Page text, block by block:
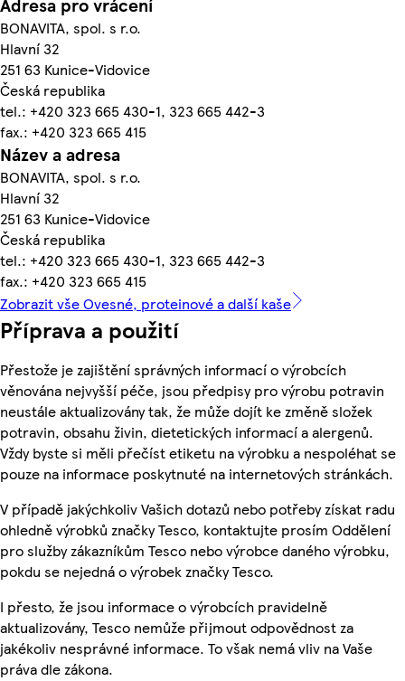
Adresa pro vrácení
BONAVITA, spol. s r.o.
Hlavní 32
251 63 Kunice-Vidovice
Česká republika
tel.: +420 323 665 430-1, 323 665 442-3
fax.: +420 323 665 415
Název a adresa
BONAVITA, spol. s r.o.
Hlavní 32
251 63 Kunice-Vidovice
Česká republika
tel.: +420 323 665 430-1, 323 665 442-3
fax.: +420 323 665 415
Zobrazit vše Ovesné, proteinové a další kaše
Příprava a použití
Přestože je zajištění správných informací o výrobcích
věnována nejvyšší péče, jsou předpisy pro výrobu potravin
neustále aktualizovány tak, že může dojít ke změně složek
potravin, obsahu živin, dietetických informací a alergenů.
Vždy byste si měli přečíst etiketu na výrobku a nespoléhat se
pouze na informace poskytnuté na internetových stránkách.
V případě jakýchkoliv Vašich dotazů nebo potřeby získat radu
ohledně výrobků značky Tesco, kontaktujte prosím Oddělení
pro služby zákazníkům Tesco nebo výrobce daného výrobku,
pokdu se nejedná o výrobek značky Tesco.
I přesto, že jsou informace o výrobcích pravidelně
aktualizovány, Tesco nemůže přijmout odpovědnost za
jakékoliv nesprávné informace. To však nemá vliv na Vaše
práva dle zákona.